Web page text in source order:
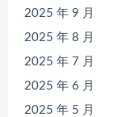
2025 年 9 月
2025 年 8 月
2025 年 7 月
2025 年 6 月
2025 年 5 月